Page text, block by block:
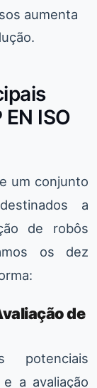
aumenta
ISO
um conjunto
a
de robôs
os dez
de
potenciais
a avaliação